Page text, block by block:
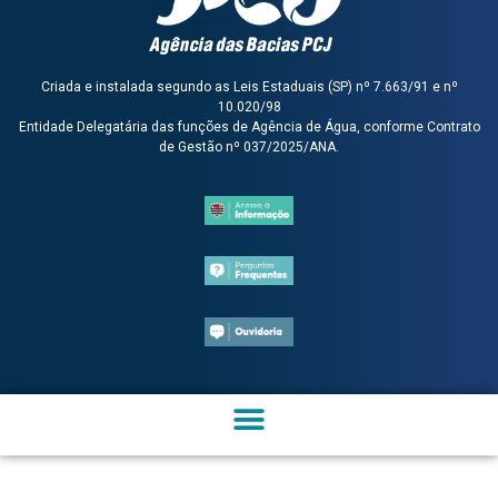
Criada e instalada segundo as Leis Estaduais (SP) nº 7.663/91 e nº
10.020/98
Entidade Delegatária das funções de Agência de Água, conforme Contrato
de Gestão nº 037/2025/ANA.